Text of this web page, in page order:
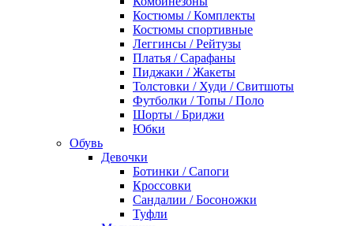
Костюмы / Комплекты
Костюмы спортивные
Леггинсы / Рейтузы
Платья / Сарафаны
Пиджаки / Жакеты
Толстовки / Худи / Свитшоты
Футболки / Топы / Поло
Шорты / Бриджи
Юбки
Обувь
Девочки
Ботинки / Сапоги
Кроссовки
Сандалии / Босоножки
Туфли